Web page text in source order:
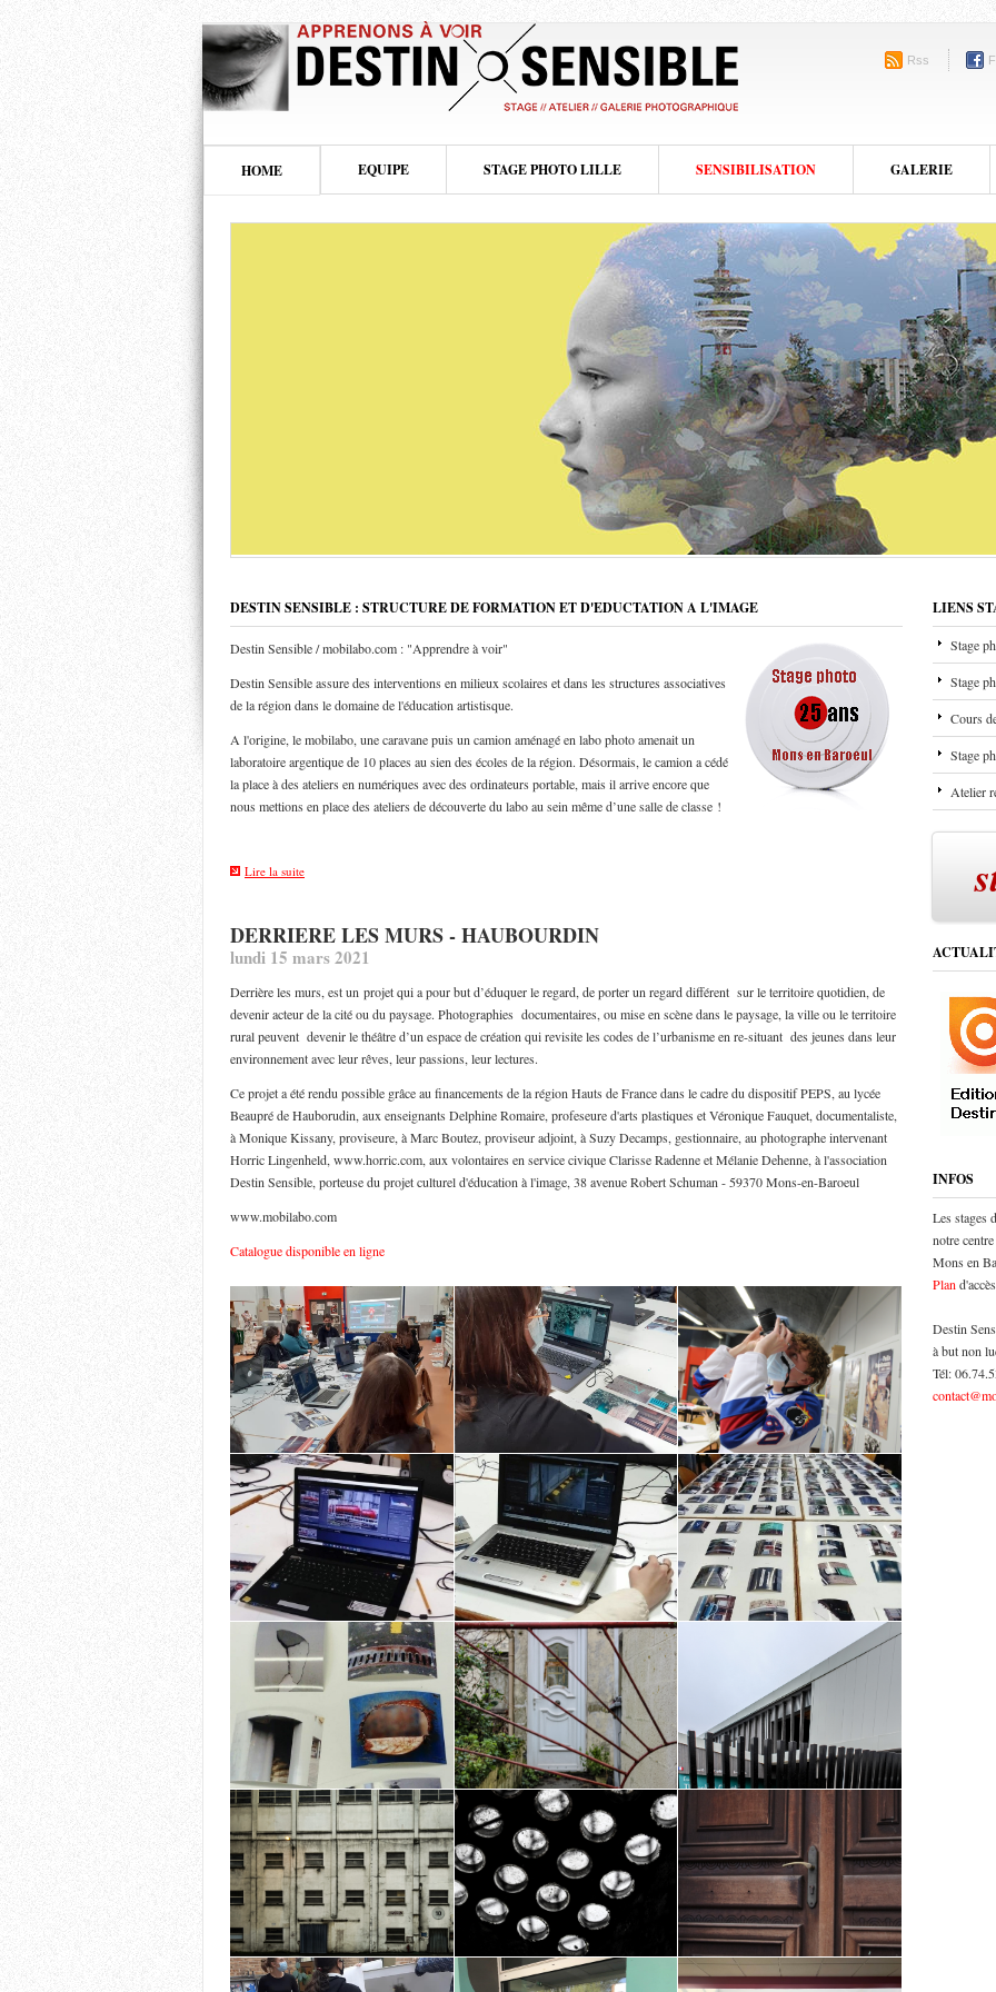
Rss
HOME EQUIPE STAGE PHOTO LILLE SENSIBILISATION GALERIE
DESTIN SENSIBLE : STRUCTURE DE FORMATION ET D'EDUCTATION A L'IMAGE
Destin Sensible / mobilabo.com : "Apprendre à voir"
Destin Sensible assure des interventions en milieux scolaires et dans les structures associatives
de la région dans le domaine de l'éducation artistisque.
A l'origine, le mobilabo, une caravane puis un camion aménagé en labo photo amenait un
laboratoire argentique de 10 places au sien des écoles de la région. Désormais, le camion a cédé
la place à des ateliers en numériques avec des ordinateurs portable, mais il arrive encore que
nous mettions en place des ateliers de découverte du labo au sein même d’une salle de classe !
Lire la suite
DERRIERE LES MURS - HAUBOURDIN
lundi 15 mars 2021
Derrière les murs, est un projet qui a pour but d’éduquer le regard, de porter un regard différent sur le territoire quotidien, de
devenir acteur de la cité ou du paysage. Photographies documentaires, ou mise en scène dans le paysage, la ville ou le territoire
rural peuvent devenir le théâtre d’un espace de création qui revisite les codes de l’urbanisme en re-situant des jeunes dans leur
environnement avec leur rêves, leur passions, leur lectures.
Ce projet a été rendu possible grâce au financements de la région Hauts de France dans le cadre du dispositif PEPS, au lycée
Beaupré de Hauborudin, aux enseignants Delphine Romaire, profeseure d'arts plastiques et Véronique Fauquet, documentaliste,
à Monique Kissany, proviseure, à Marc Boutez, proviseur adjoint, à Suzy Decamps, gestionnaire, au photographe intervenant
Horric Lingenheld, www.horric.com, aux volontaires en service civique Clarisse Radenne et Mélanie Dehenne, à l'association
Destin Sensible, porteuse du projet culturel d'éducation à l'image, 38 avenue Robert Schuman - 59370 Mons-en-Baroeul
www.mobilabo.com
Catalogue disponible en ligne
LIENS
Stage
Stage
Cours
Stage
Atelier
INFOS
Les stages
notre
Mons en
Plan
Destin
à but non
Tél: